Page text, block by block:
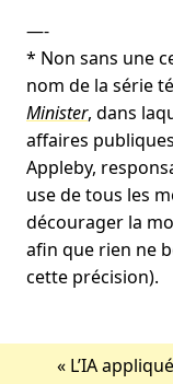
—-
* Non sans une
nom de la série
Minister, dans
affaires
Appleby,
use de tous les
décourager la
afin que rien ne
cette précision).
« L’IA